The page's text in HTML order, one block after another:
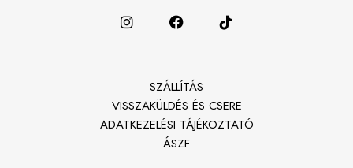
SZÁLLÍTÁS
VISSZAKÜLDÉS ÉS CSERE
ADATKEZELÉSI TÁJÉKOZTATÓ
ÁSZF